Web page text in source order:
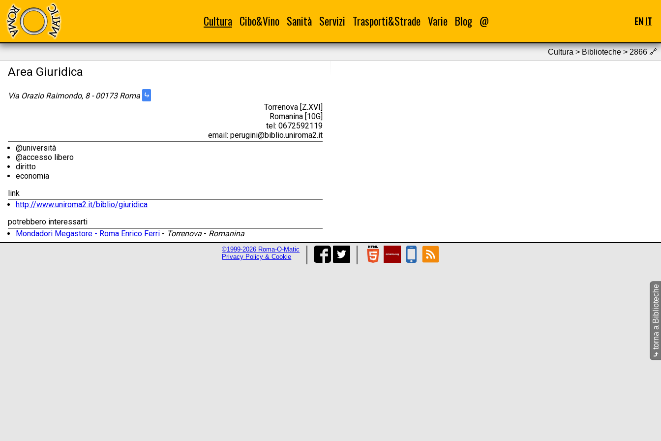
Cultura Cibo&Vino Sanità Servizi Trasporti&Strade Varie Blog @ ENIT
Cultura > Biblioteche > 2866 🔗
Area Giuridica
Via Orazio Raimondo, 8 - 00173 Roma ⤷
Torrenova [Z.XVI]
Romanina [10G]
tel: 0672592119
email: perugini@biblio.uniroma2.it
@università
@accesso libero
diritto
economia
link
http://www.uniroma2.it/biblio/giuridica
potrebbero interessarti
Mondadori Megastore - Roma Enrico Ferri - Torrenova - Romanina
⤷
torna a Biblioteche
©1999-2026 Roma-O-Matic
Privacy Policy & Cookie